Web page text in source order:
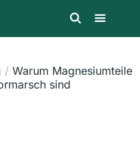
/ Warum Magnesiumteile
sind